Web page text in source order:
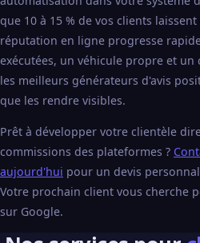
que 10 à 15 % de vos clients
réputation en ligne progresse
exécutées, un véhicule propre et
les meilleurs générateurs d'avis
que les rendre visibles.
Prêt à développer votre clientèle
commissions des plateformes ?
aujourd'hui pour un devis
Votre prochain client vous cherche
sur Google.